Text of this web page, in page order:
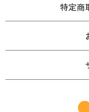
特定商